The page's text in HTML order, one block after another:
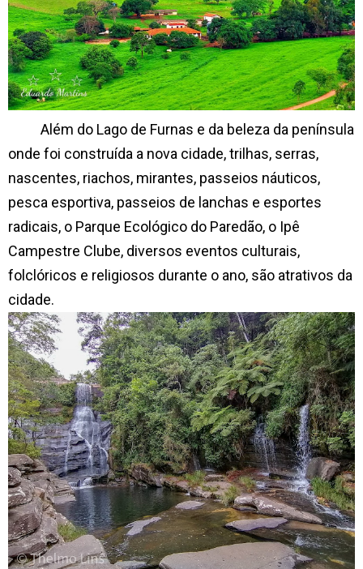
Além do Lago de Furnas e da beleza da península
onde foi construída a nova cidade, trilhas, serras,
nascentes, riachos, mirantes, passeios náuticos,
pesca esportiva, passeios de lanchas e esportes
radicais, o Parque Ecológico do Paredão, o Ipê
Campestre Clube, diversos eventos culturais,
folclóricos e religiosos durante o ano, são atrativos da
cidade.